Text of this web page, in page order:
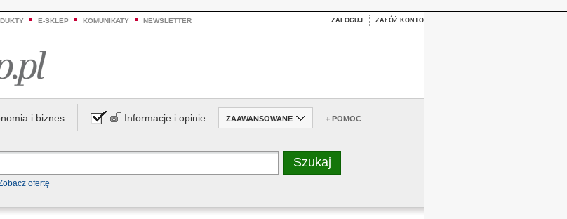
E-SKLEP KOMUNIKATY NEWSLETTER ZALOGUJ ZAŁÓŻ KONTO
i biznes Informacje i opinie ZAAWANSOWANE + POMOC
ofertę